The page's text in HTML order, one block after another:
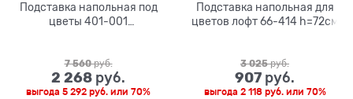
Подставка напольная под
цветы 401-001
7 560 руб.
2 268 руб.
выгода 5 292 руб. или 70%
Подставка напольная для
цветов лофт 66-414 h=72см
3 025 руб.
907 руб.
выгода 2 118 руб.или 70%